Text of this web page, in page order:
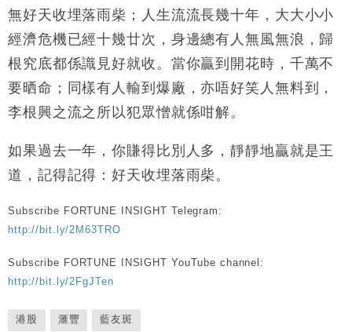
無好天收埋落雨柴；人生流流長幾十年，大大小小
經濟危機已經十幾廿次，身邊總有人無風無浪，歸
根究底都係識見好就收。當你贏到開花時，千萬不
要晒命；同樣有人輸到爆廠，亦唔好笑人無料到，
李根興之流之所以犯眾憎就係咁解。
如果過去一年，你賺得比別人多，靜靜地贏就是王
道，記得記得：好天收埋落雨柴。
Subscribe FORTUNE INSIGHT Telegram:
http://bit.ly/2M63TRO
Subscribe FORTUNE INSIGHT YouTube channel:
http://bit.ly/2FgJTen
港股 滙豐 藍友斑